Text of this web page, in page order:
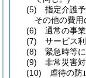
(5)
指定介護
その他の費用
(6)
通常の事
(7)
サービス
(8)
緊急時等
(9)
非常災害
(10)
虐待の防